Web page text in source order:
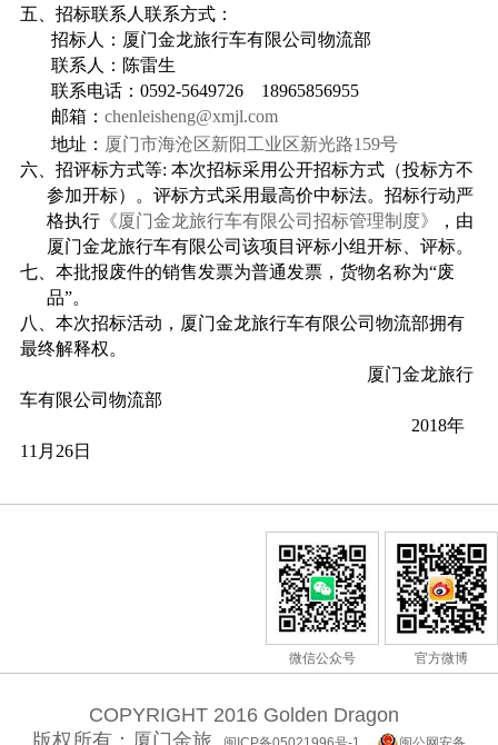
五、招标联系人 联系方式：
招标人：厦门金龙旅行车有限公司物流部
联系人：陈雷生
联系电话： 0592-5649726
18965856955
邮箱： chenleisheng@xmjl.com
地址： 厦门市海沧区新阳工业区新光路159号
六、招评标方式等: 本次招标采用公开招标方式（投标方不
参加开标）。评标方式采用最高价中标法。招标行动严
格执行《厦门金龙旅行车有限公司招标管理制度》
，由
厦门金龙旅行车有限公司该项目评标小组开标、评标。
七、本批报废件的销售发票为普通发票，货物名称为“废
品”。
八、本次招标活动，厦门金龙旅行车有限公司物流部拥有
最终解释权。
厦门金龙旅行
车有限公司 物流部
2018年
11 月 26日
微信公众号 官方微博
COPYRIGHT 2016 Golden Dragon